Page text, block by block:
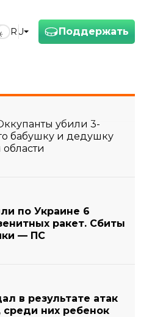
Поддержать
RU
убили 3-
бабушку и дедушку
по Украине 6
ракет. Сбиты
— ПС
в результате атак
среди них ребенок